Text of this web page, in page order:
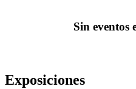
Sin eventos
Exposiciones